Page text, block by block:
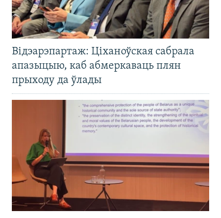
Відэарэпартаж: Ціханоўская сабрала
апазыцыю, каб абмеркаваць плян
прыходу да ўлады